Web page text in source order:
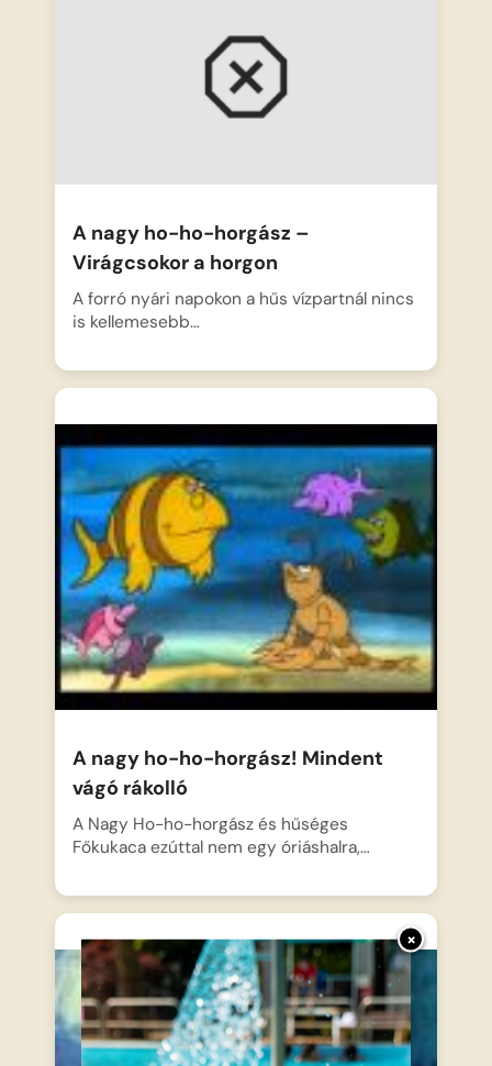
×
A nagy ho-ho-horgász –
Virágcsokor a horgon
A forró nyári napokon a hűs vízpartnál nincs
is kellemesebb…
A nagy ho-ho-horgász! Mindent
vágó rákolló
A Nagy Ho-ho-horgász és hűséges
Főkukaca ezúttal nem egy óriáshalra,…